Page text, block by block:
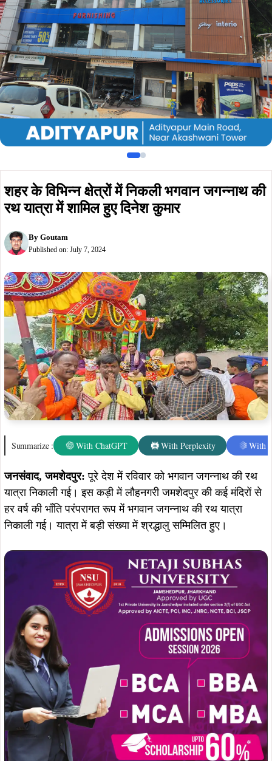
रथ यात्रा में शामिल हुए दिनेश कुमार
ByGoutam
Published on:July 7, 2024
Summarize : With ChatGPT
जनसंवाद, जमशेदपुर:पूरे देश में रविवार को भगवान जगन्नाथ की रथ
यात्रा निकाली गई। इस कड़ी में लौहनगरी जमशेदपुर की कई मंदिरों से
हर वर्ष की भाँति परंपरागत रूप में भगवान जगन्नाथ की रथ यात्रा
निकाली गई। यात्रा में बड़ी संख्या में श्रद्धालु सम्मिलित हुए।
शहर की प्रमुख मंदिरों में सुबह से ही भक्तों का तांता लगा रहा। बिष्टुपुर
श्रीराम मन्दिर से निकली महाप्रभु जगन्नाथ जी की रथ यात्रा में पूर्व
भाजपा जिलाध्यक्ष दिनेश कुमार शामिल हुए। उन्होंने पूजा-अर्चना किया
और रथ की रस्सियों को भी खींचकर भगवान का आशीष लिया। इसके
अलावे साकची उत्कल एसोसिएशन, बाराद्वारी गाँधी आश्रम एवं हनुमान
मंदिर मानगो में आयोजित रथ यात्रा में दिनेश कुमार ने शिरकत कर
महाप्रभु से सर्व कल्याण का प्रार्थना किया।